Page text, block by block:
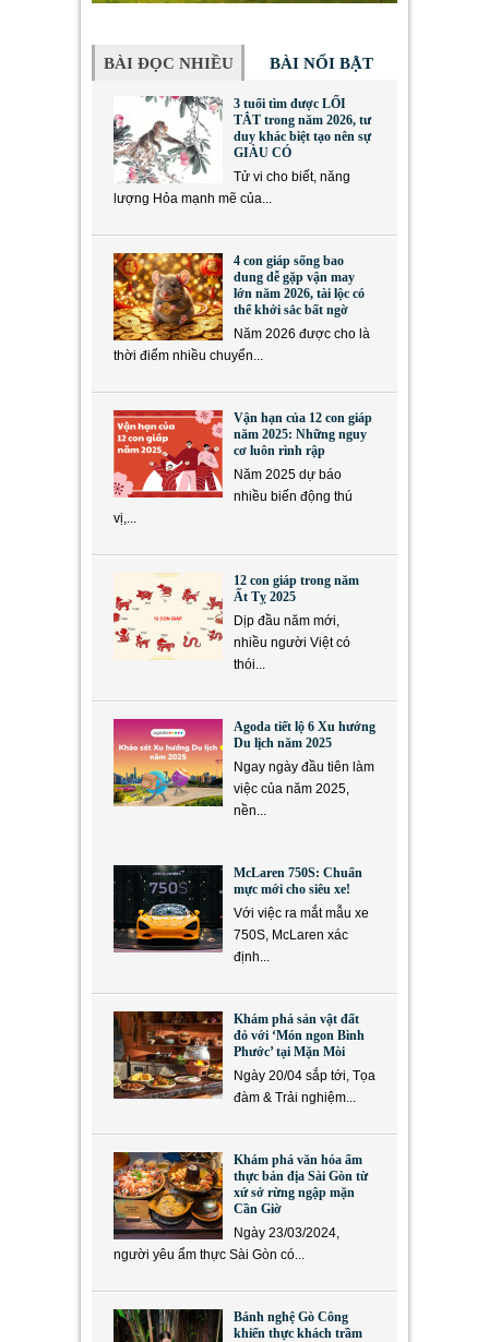
BÀI ĐỌC NHIỀU BÀI NỔI BẬT
3 tuổi tìm được LỐI
TẮT trong năm 2026, tư
duy khác biệt tạo nên sự
GIÀU CÓ
Tử vi cho biết, năng
lượng Hỏa mạnh mẽ của...
4 con giáp sống bao
dung dễ gặp vận may
lớn năm 2026, tài lộc có
thể khởi sắc bất ngờ
Năm 2026 được cho là
thời điểm nhiều chuyển...
Vận hạn của 12 con giáp
năm 2025: Những nguy
cơ luôn rình rập
Năm 2025 dự báo
nhiều biến động thú
vị,...
12 con giáp trong năm
Ất Tỵ 2025
Dịp đầu năm mới,
nhiều người Việt có
thói...
Agoda tiết lộ 6 Xu hướng
Du lịch năm 2025
Ngay ngày đầu tiên làm
việc của năm 2025,
nền...
McLaren 750S: Chuẩn
mực mới cho siêu xe!
Với việc ra mắt mẫu xe
750S, McLaren xác
định...
Khám phá sản vật đất
đỏ với ‘Món ngon Bình
Phước’ tại Mặn Mòi
Ngày 20/04 sắp tới, Tọa
đàm & Trải nghiệm...
Khám phá văn hóa ẩm
thực bản địa Sài Gòn từ
xứ sở rừng ngập mặn
Cần Giờ
Ngày 23/03/2024,
người yêu ẩm thực Sài Gòn có...
Bánh nghệ Gò Công
khiến thực khách trầm